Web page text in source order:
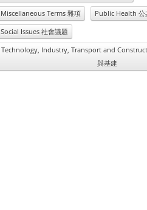
Miscellaneous Terms 雜項
Public Health 公
Social Issues 社會議題
Technology, Industry, Transport and
與基建